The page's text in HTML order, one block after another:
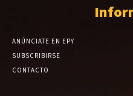
ANÚNCIATE EN EPY
SUBSCRIBIRSE
CONTACTO